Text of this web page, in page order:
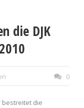
die DJK
0
bestreitet die